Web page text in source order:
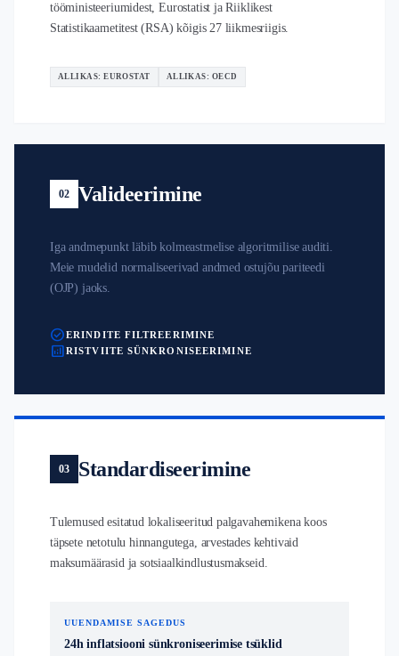
tööministeeriumidest, Eurostatist ja Riiklikest
Statistikaametitest (RSA) kõigis 27 liikmesriigis.
ALLIKAS: EUROSTAT ALLIKAS: OECD
02 Valideerimine
Iga andmepunkt läbib kolmeastmelise algoritmilise auditi.
Meie mudelid normaliseerivad andmed ostujõu pariteedi
(OJP) jaoks.
check_circleERINDITE FILTREERIMINE
analyticsRISTVIITE SÜNKRONISEERIMINE
03 Standardiseerimine
Tulemused esitatud lokaliseeritud palgavahemikena koos
täpsete netotulu hinnangutega, arvestades kehtivaid
maksumäärasid ja sotsiaalkindlustusmakseid.
UUENDAMISE SAGEDUS
24h inflatsiooni sünkroniseerimise tsüklid